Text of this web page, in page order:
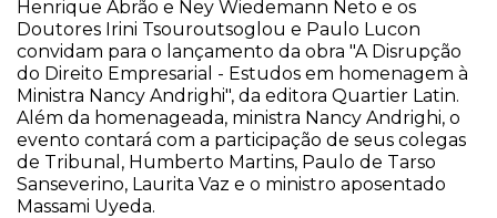
Henrique Abrão e Ney Wiedemann Neto e os
Doutores Irini Tsouroutsoglou e Paulo Lucon
convidam para o lançamento da obra "A Disrupção
do Direito Empresarial - Estudos em homenagem à
Ministra Nancy Andrighi", da editora Quartier Latin.
Além da homenageada, ministra Nancy Andrighi, o
evento contará com a participação de seus colegas
de Tribunal, Humberto Martins, Paulo de Tarso
Sanseverino, Laurita Vaz e o ministro aposentado
Massami Uyeda.